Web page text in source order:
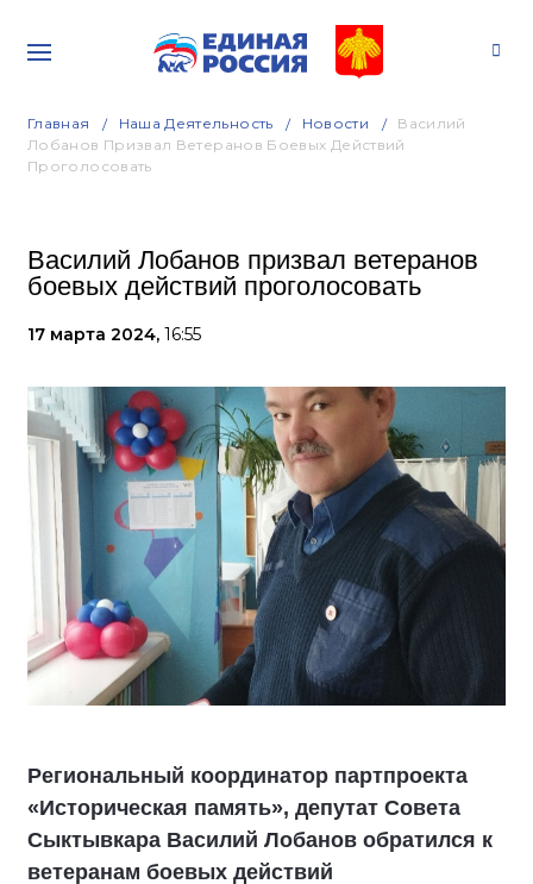
Главная Наша Деятельность Новости
Василий
Лобанов Призвал Ветеранов Боевых Действий
Проголосовать
Василий Лобанов призвал ветеранов
боевых действий проголосовать
17 марта 2024, 16:55
Региональный координатор партпроекта
«Историческая память», депутат Совета
Сыктывкара Василий Лобанов обратился к
ветеранам боевых действий